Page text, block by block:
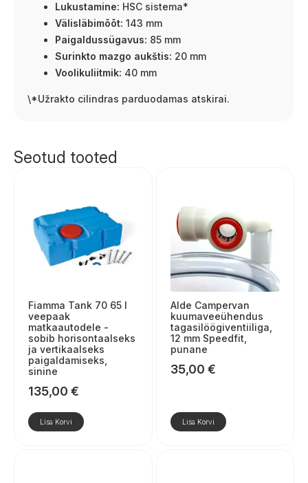
Lukustamine: HSC sistema*
Välisläbimõõt: 143 mm
Paigaldussügavus: 85 mm
Surinkto mazgo aukštis: 20 mm
Voolikuliitmik: 40 mm
\*Užrakto cilindras parduodamas atskirai.
Seotud tooted
Fiamma Tank 70 65 l
veepaak
matkaautodele -
sobib horisontaalseks
ja vertikaalseks
paigaldamiseks,
sinine
135,00 €
Lisa Korvi
Alde Campervan
kuumaveeühendus
tagasilöögiventiiliga,
12 mm Speedfit,
punane
35,00 €
Lisa Korvi